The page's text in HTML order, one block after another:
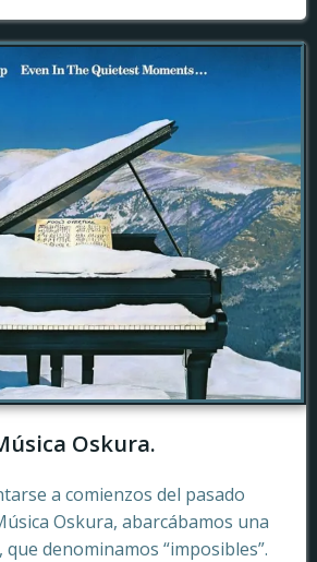
Oskura.
a comienzos del pasado
Oskura, abarcábamos una
denominamos “imposibles”.